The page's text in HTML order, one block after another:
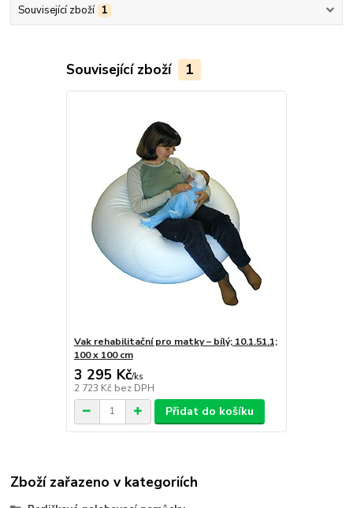
Související zboží 1
Související zboží 1
Vak rehabilitační pro matky – bílý; 10.1.51.1;
100 x 100 cm
3 295 Kč/ks
2 723 Kč bez DPH
Přidat do košíku
Zboží zařazeno v kategoriích